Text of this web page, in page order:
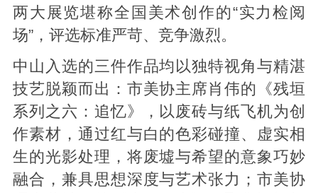
两大展览堪称全国美术创作的“实力检阅
场”，评选标准严苛、竞争激烈。
中山入选的三件作品均以独特视角与精湛
技艺脱颖而出： 市美协主席肖伟的《残垣
系列之六：追忆》，以废砖与纸飞机为创
作素材，通过红与白的色彩碰撞、虚实相
生的光影处理，将废墟与希望的意象巧妙
融合，兼具思想深度与艺术张力； 市美协